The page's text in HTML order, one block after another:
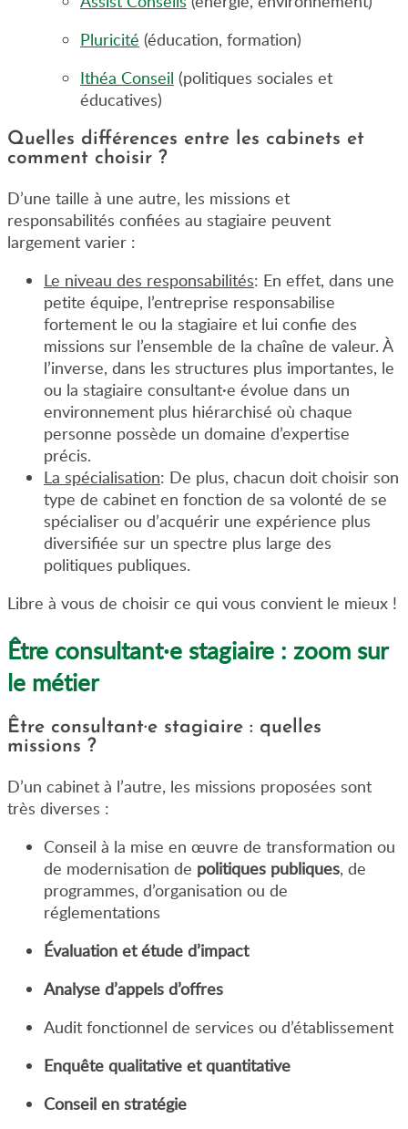
Pluricité (éducation, formation)
Ithéa Conseil (politiques sociales et
éducatives)
Quelles différences entre les cabinets et
comment choisir ?
D’une taille à une autre, les missions et
responsabilités confiées au stagiaire peuvent
largement varier :
Le niveau des responsabilités: En effet, dans une
petite équipe, l’entreprise responsabilise
fortement le ou la stagiaire et lui confie des
missions sur l’ensemble de la chaîne de valeur. À
l’inverse, dans les structures plus importantes, le
ou la stagiaire consultant·e évolue dans un
environnement plus hiérarchisé où chaque
personne possède un domaine d’expertise
précis.
La spécialisation: De plus, chacun doit choisir son
type de cabinet en fonction de sa volonté de se
spécialiser ou d’acquérir une expérience plus
diversifiée sur un spectre plus large des
politiques publiques.
Libre à vous de choisir ce qui vous convient le mieux !
Être consultant·e stagiaire : zoom sur
le métier
Être consultant·e stagiaire : quelles
missions ?
D’un cabinet à l’autre, les missions proposées sont
très diverses :
Conseil à la mise en œuvre de transformation ou
de modernisation de politiques publiques, de
programmes, d’organisation ou de
réglementations
Évaluation et étude d’impact
Analyse d’appels d’offres
Audit fonctionnel de services ou d’établissement
Enquête qualitative et quantitative
Conseil en stratégie